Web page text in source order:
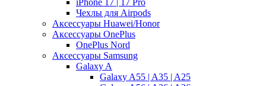
iPhone 17 | 17 Pro
Чехлы для Airpods
Аксессуары Huawei/Honor
Аксессуары OnePlus
OnePlus Nord
Аксессуары Samsung
Galaxy A
Galaxy A55 | A35 | A25